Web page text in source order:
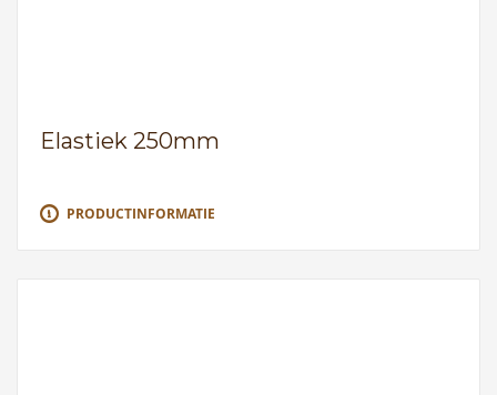
Elastiek 250mm
PRODUCTINFORMATIE